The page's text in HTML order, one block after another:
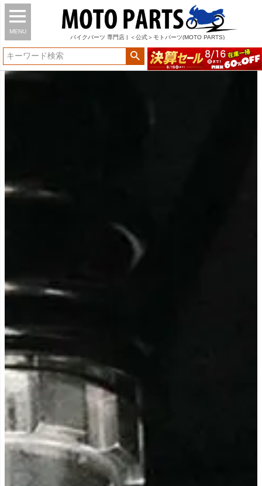
MENU
バイク パーツ 専門店 | ＜公式＞モトパーツ(MOTO PARTS)